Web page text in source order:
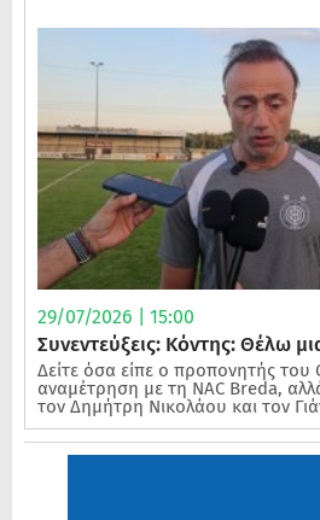
29/07/2026 | 15:00
Συνεντεύξεις: Κόντης: Θέλω
Δείτε όσα είπε ο προπονητής του
αναμέτρηση με τη NAC Breda,
τον Δημήτρη Νικολάου και τον